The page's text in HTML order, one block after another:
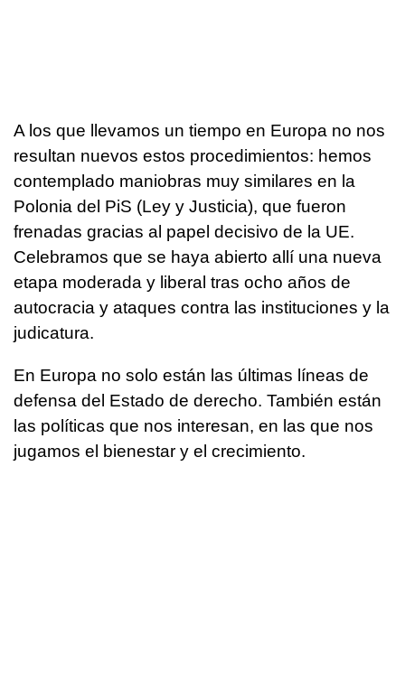
A los que llevamos un tiempo en Europa no nos
resultan nuevos estos procedimientos: hemos
contemplado maniobras muy similares en la
Polonia del PiS (Ley y Justicia), que fueron
frenadas gracias al papel decisivo de la UE.
Celebramos que se haya abierto allí una nueva
etapa moderada y liberal tras ocho años de
autocracia y ataques contra las instituciones y la
judicatura.
En Europa no solo están las últimas líneas de
defensa del Estado de derecho. También están
las políticas que nos interesan, en las que nos
jugamos el bienestar y el crecimiento.